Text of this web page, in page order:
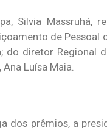
Silvia Massruhá,
de Pessoal
do diretor Regional
Ana Luísa Maia.
dos prêmios, a